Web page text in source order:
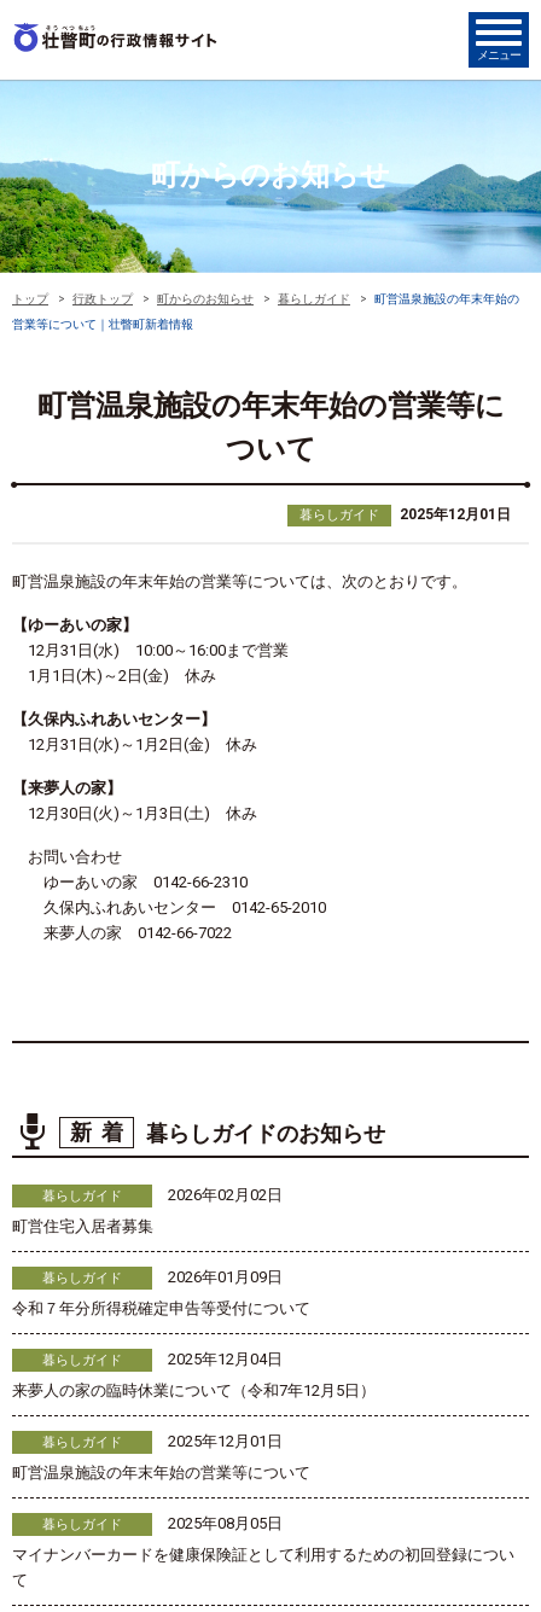
町からのお知らせ
トップ 行政トップ 町からのお知らせ 暮らしガイド
町営温泉施設の年末年始の
営業等について｜壮瞥町新着情報
町営温泉施設の年末年始の営業等に
ついて
暮らしガイド 2025年12月01日
町営温泉施設の年末年始の営業等については、次のとおりです。
【ゆーあいの家】
12月31日(水) 10:00～16:00まで営業
1月1日(木)～2日(金) 休み
【久保内ふれあいセンター】
12月31日(水)～1月2日(金) 休み
【来夢人の家】
12月30日(火)～1月3日(土) 休み
お問い合わせ
ゆーあいの家 0142-66-2310
久保内ふれあいセンター 0142-65-2010
来夢人の家 0142-66-7022
新着 暮らしガイドのお知らせ
暮らしガイド
2026年02月02日
町営住宅入居者募集
暮らしガイド
2026年01月09日
令和７年分所得税確定申告等受付について
暮らしガイド
2025年12月04日
来夢人の家の臨時休業について（令和7年12月5日）
暮らしガイド
2025年12月01日
町営温泉施設の年末年始の営業等について
暮らしガイド
2025年08月05日
マイナンバーカードを健康保険証として利用するための初回登録につい
て